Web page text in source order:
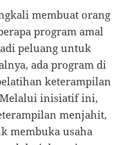
membuat orang
program amal
peluang untuk
ada program di
keterampilan
inisiatif ini,
menjahit,
membuka usaha